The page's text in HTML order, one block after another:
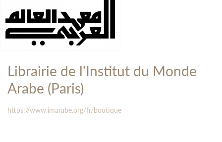
Librairie de l'Institut du Monde
Arabe (Paris)
https://www.imarabe.org/fr/boutique